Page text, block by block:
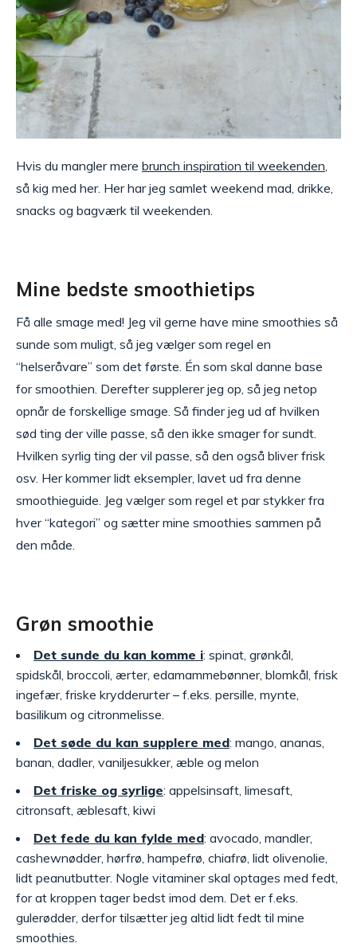
Hvis du mangler mere brunch inspiration til weekenden,
så kig med her. Her har jeg samlet weekend mad, drikke,
snacks og bagværk til weekenden.
Mine bedste smoothietips
Få alle smage med! Jeg vil gerne have mine smoothies så
sunde som muligt, så jeg vælger som regel en
“helseråvare” som det første. Én som skal danne base
for smoothien. Derefter supplerer jeg op, så jeg netop
opnår de forskellige smage. Så finder jeg ud af hvilken
sød ting der ville passe, så den ikke smager for sundt.
Hvilken syrlig ting der vil passe, så den også bliver frisk
osv. Her kommer lidt eksempler, lavet ud fra denne
smoothieguide. Jeg vælger som regel et par stykker fra
hver “kategori” og sætter mine smoothies sammen på
den måde.
Grøn smoothie
Det sunde du kan komme i: spinat, grønkål,
spidskål, broccoli, ærter, edamammebønner, blomkål, frisk
ingefær, friske krydderurter – f.eks. persille, mynte,
basilikum og citronmelisse.
Det søde du kan supplere med: mango, ananas,
banan, dadler, vaniljesukker, æble og melon
Det friske og syrlige: appelsinsaft, limesaft,
citronsaft, æblesaft, kiwi
Det fede du kan fylde med: avocado, mandler,
cashewnødder, hørfrø, hampefrø, chiafrø, lidt olivenolie,
lidt peanutbutter. Nogle vitaminer skal optages med fedt,
for at kroppen tager bedst imod dem. Det er f.eks.
gulerødder, derfor tilsætter jeg altid lidt fedt til mine
smoothies.